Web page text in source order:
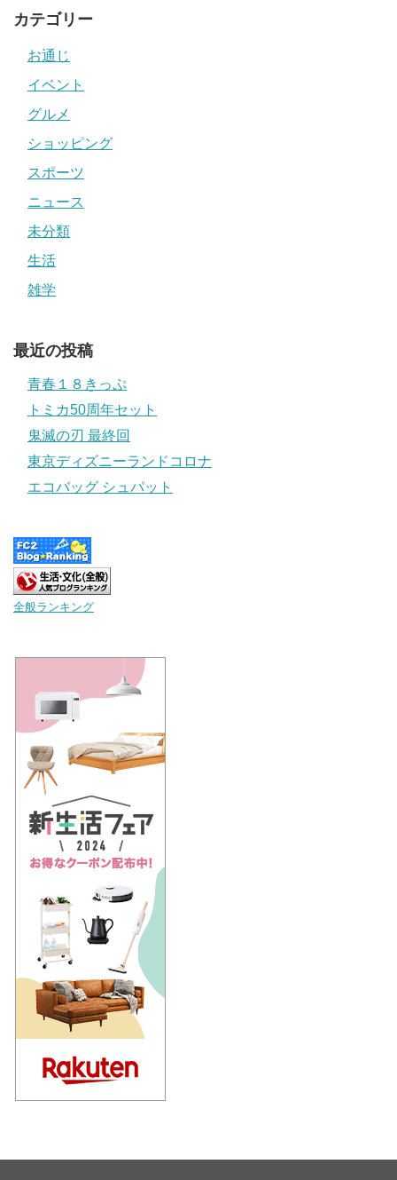
カテゴリー
お通じ
イベント
グルメ
ショッピング
スポーツ
ニュース
未分類
生活
雑学
最近の投稿
青春１８きっぷ
トミカ50周年セット
鬼滅の刃 最終回
東京ディズニーランドコロナ
エコバッグ シュパット
全般ランキング